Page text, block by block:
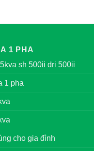
1 PHA
sh 500ii dri 500ii
1 pha
cho gia đình